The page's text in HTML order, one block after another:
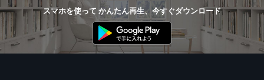
スマホを使って かんたん再生、今すぐダウンロード